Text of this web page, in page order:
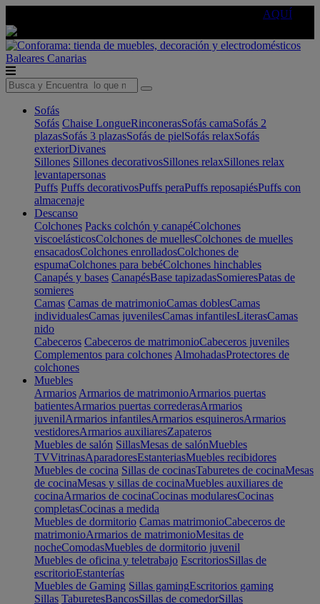
AQUÍ
Baleares Canarias
Sofás
Sofás Chaise LongueRinconerasSofás camaSofás 2
plazasSofás 3 plazasSofás de pielSofás relaxSofás
exteriorDivanes
Sillones Sillones decorativosSillones relaxSillones relax
levantapersonas
Puffs Puffs decorativosPuffs peraPuffs reposapiésPuffs con
almacenaje
Descanso
Colchones Packs colchón y canapéColchones
viscoelásticosColchones de muellesColchones de muelles
ensacadosColchones enrolladosColchones de
espumaColchones para bebéColchones hinchables
Canapés y bases CanapésBase tapizadasSomieresPatas de
somieres
Camas Camas de matrimonioCamas doblesCamas
individualesCamas juvenilesCamas infantilesLiterasCamas
nido
Cabeceros Cabeceros de matrimonioCabeceros juveniles
Complementos para colchones AlmohadasProtectores de
colchones
Muebles
Armarios Armarios de matrimonioArmarios puertas
batientesArmarios puertas correderasArmarios
juvenilArmarios infantilesArmarios esquinerosArmarios
vestidoresArmarios auxiliaresZapateros
Muebles de salón SillasMesas de salónMuebles
TVVitrinasAparadoresEstanteriasMuebles recibidores
Muebles de cocina Sillas de cocinasTaburetes de cocinaMesas
de cocinaMesas y sillas de cocinaMuebles auxiliares de
cocinaArmarios de cocinaCocinas modularesCocinas
completasCocinas a medida
Muebles de dormitorio Camas matrimonioCabeceros de
matrimonioArmarios de matrimonioMesitas de
nocheComodasMuebles de dormitorio juvenil
Muebles de oficina y teletrabajo EscritoriosSillas de
escritorioEstanterías
Muebles de Gaming Sillas gamingEscritorios gaming
Sillas TaburetesBancosSillas de comedorSillas